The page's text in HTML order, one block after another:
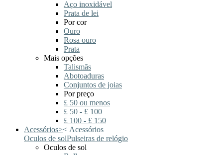
Aço inoxidável
Prata de lei
Por cor
Ouro
Rosa ouro
Prata
Mais opções
Talismãs
Abotoaduras
Conjuntos de joias
Por preço
£ 50 ou menos
£ 50 - £ 100
£ 100 - £ 150
Acessórios>< Acessórios
Oculos de solPulseiras de relógio
Oculos de sol